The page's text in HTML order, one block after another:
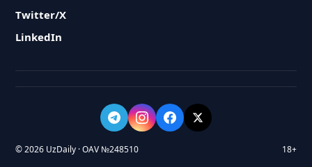
Twitter/X
LinkedIn
© 2026 UzDaily · OAV №248510 18+